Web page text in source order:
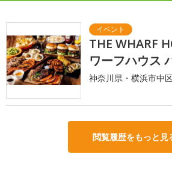
THE WHARF
ワーフハウス
神奈川県・横浜市中
閲覧履歴をもっと見